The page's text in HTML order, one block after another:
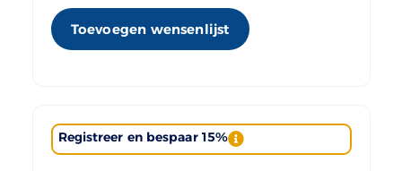
Toevoegen wensenlijst
Registreer en bespaar 15%